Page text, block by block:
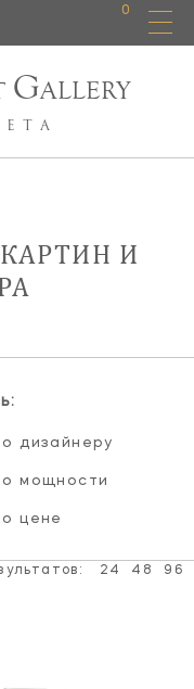
0
GALLERY
И
дизайнеру
мощности
цене
24 48 96